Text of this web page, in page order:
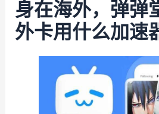
身在海外，弹弹
外卡用什么加速